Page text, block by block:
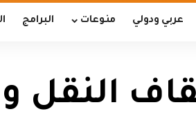
عربي ودولي منوعات البرامج
النقل